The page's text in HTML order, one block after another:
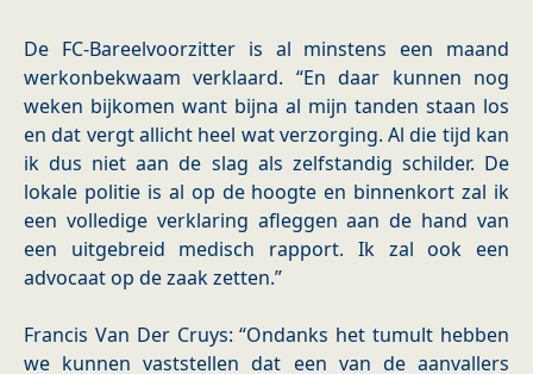
De FC-Bareelvoorzitter is al minstens een maand
werkonbekwaam verklaard. “En daar kunnen nog
weken bijkomen want bijna al mijn tanden staan los
en dat vergt allicht heel wat verzorging. Al die tijd kan
ik dus niet aan de slag als zelfstandig schilder. De
lokale politie is al op de hoogte en binnenkort zal ik
een volledige verklaring afleggen aan de hand van
een uitgebreid medisch rapport. Ik zal ook een
advocaat op de zaak zetten.”
Francis Van Der Cruys: “Ondanks het tumult hebben
we kunnen vaststellen dat een van de aanvallers